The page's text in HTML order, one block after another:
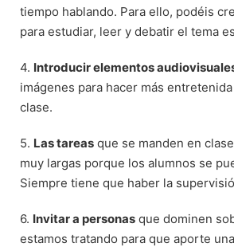
tiempo hablando. Para ello, podéis
para estudiar, leer y debatir el tema
4. Introducir elementos
imágenes para hacer más
clase.
5. Las tareas que se manden en
muy largas porque los alumnos se
Siempre tiene que haber la
6. Invitar a personas que dominen
estamos tratando para que aporte